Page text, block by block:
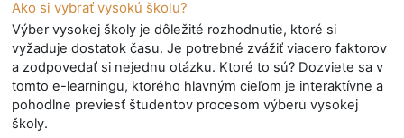
Ako si vybrať vysokú školu?
Výber vysokej školy je dôležité rozhodnutie, ktoré si
vyžaduje dostatok času. Je potrebné zvážiť viacero faktorov
a zodpovedať si nejednu otázku. Ktoré to sú? Dozviete sa v
tomto e-learningu, ktorého hlavným cieľom je interaktívne a
pohodlne previesť študentov procesom výberu vysokej
školy.